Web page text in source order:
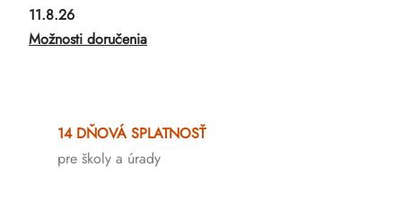
11.8.26
Možnosti doručenia
14 DŇOVÁ SPLATNOSŤ
pre školy a úrady